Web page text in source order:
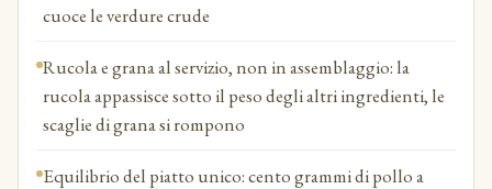
cuoce le verdure crude
Rucola e grana al servizio, non in assemblaggio: la
rucola appassisce sotto il peso degli altri ingredienti, le
scaglie di grana si rompono
Equilibrio del piatto unico: cento grammi di pollo a